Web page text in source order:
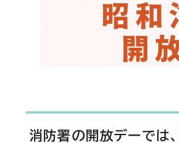
消防署の開放デーでは